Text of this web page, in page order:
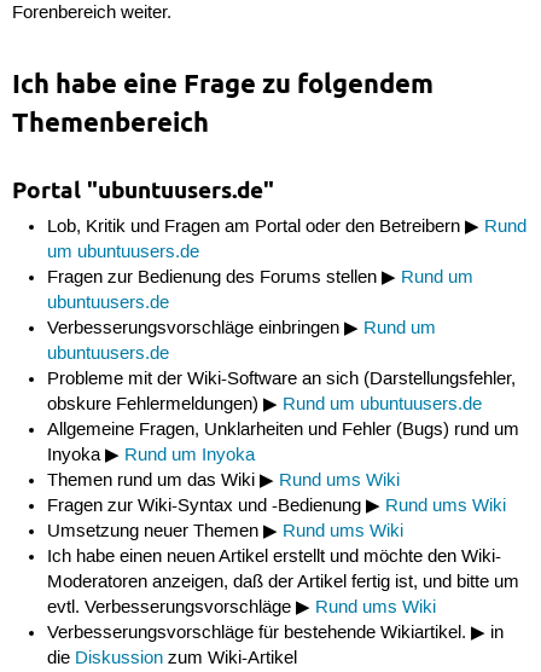
Forenbereich weiter.
Ich habe eine Frage zu folgendem
Themenbereich
Portal "ubuntuusers.de"
Lob, Kritik und Fragen am Portal oder den Betreibern ▶ Rund
um ubuntuusers.de
Fragen zur Bedienung des Forums stellen ▶ Rund um
ubuntuusers.de
Verbesserungsvorschläge einbringen ▶ Rund um
ubuntuusers.de
Probleme mit der Wiki-Software an sich (Darstellungsfehler,
obskure Fehlermeldungen) ▶ Rund um ubuntuusers.de
Allgemeine Fragen, Unklarheiten und Fehler (Bugs) rund um
Inyoka ▶ Rund um Inyoka
Themen rund um das Wiki ▶ Rund ums Wiki
Fragen zur Wiki-Syntax und -Bedienung ▶ Rund ums Wiki
Umsetzung neuer Themen ▶ Rund ums Wiki
Ich habe einen neuen Artikel erstellt und möchte den Wiki-
Moderatoren anzeigen, daß der Artikel fertig ist, und bitte um
evtl. Verbesserungsvorschläge ▶ Rund ums Wiki
Verbesserungsvorschläge für bestehende Wikiartikel. ▶ in
die Diskussion zum Wiki-Artikel